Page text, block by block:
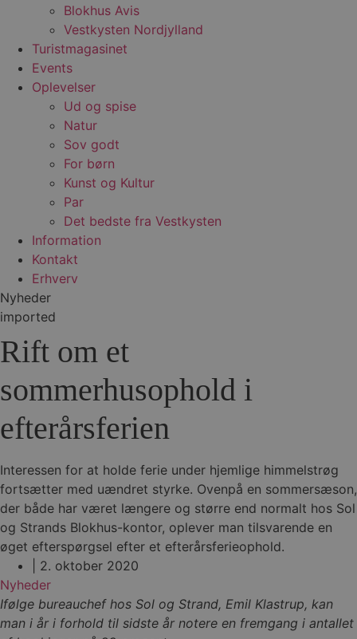
Blokhus Avis
Vestkysten Nordjylland
Turistmagasinet
Events
Oplevelser
Ud og spise
Natur
Sov godt
For børn
Kunst og Kultur
Par
Det bedste fra Vestkysten
Information
Kontakt
Erhverv
Nyheder
imported
Rift om et
sommerhusophold i
efterårsferien
Interessen for at holde ferie under hjemlige himmelstrøg
fortsætter med uændret styrke. Ovenpå en sommersæson,
der både har været længere og større end normalt hos Sol
og Strands Blokhus-kontor, oplever man tilsvarende en
øget efterspørgsel efter et efterårsferieophold.
2. oktober 2020
Nyheder
Ifølge bureauchef hos Sol og Strand, Emil Klastrup, kan
man i år i forhold til sidste år notere en fremgang i antallet